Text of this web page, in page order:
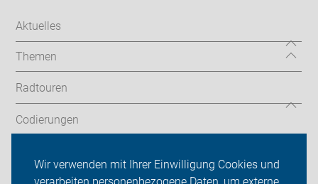
Wir verwenden mit Ihrer Einwilligung Cookies und
Aktuelles
Themen
Radtouren
Codierungen